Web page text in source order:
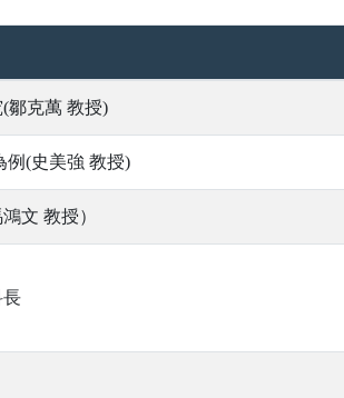
鄒克萬 教授)
例(史美強 教授)
文 教授）
長